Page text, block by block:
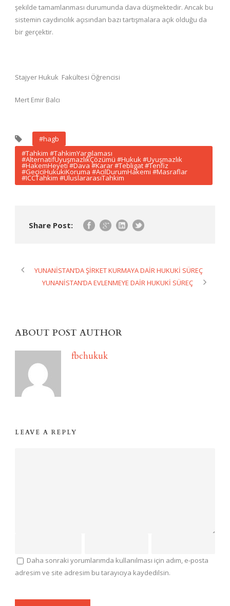
şekilde tamamlanması durumunda dava düşmektedir. Ancak bu
sistemin caydırıcılık açısından bazı tartışmalara açık olduğu da
bir gerçektir.
Stajyer Hukuk Fakültesi Öğrencisi
Mert Emir Balcı
#hagb
#Tahkim #TahkimYargılaması
#AlternatifUyuşmazlıkÇözümü #Hukuk #Uyuşmazlık
#HakemHeyeti #Dava #Karar #Tebligat #Tenfiz
#GeçiciHukukiKoruma #AcilDurumHakemi #Masraflar
#ICCTahkim #UluslararasıTahkim
Share Post:
YUNANİSTAN’DA ŞİRKET KURMAYA DAİR HUKUKİ SÜREÇ
YUNANİSTAN’DA EVLENMEYE DAİR HUKUKİ SÜREÇ
ABOUT POST AUTHOR
fbchukuk
LEAVE A REPLY
Daha sonraki yorumlarımda kullanılması için adım, e-posta
adresim ve site adresim bu tarayıcıya kaydedilsin.